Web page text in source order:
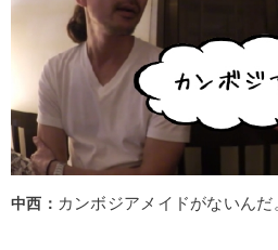
中西： カンボジアメイドがないんだ